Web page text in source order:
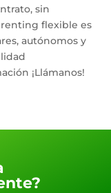
sin
renting flexible es
autónomos y
¡Llámanos!